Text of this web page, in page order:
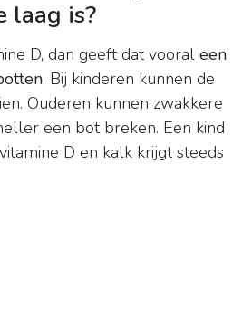
laag is?
D, dan geeft dat vooral een
. Bij kinderen kunnen de
Ouderen kunnen zwakkere
een bot breken. Een kind
D en kalk krijgt steeds